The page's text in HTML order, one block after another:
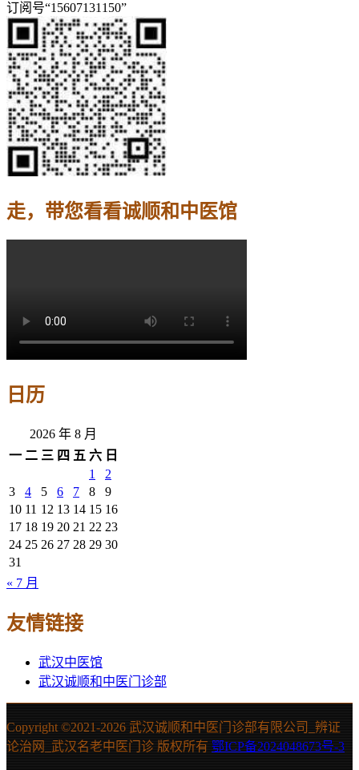
订阅号“15607131150”
走，带您看看诚顺和中医馆
日历
2026 年 8 月
一 二 三 四 五 六 日
1
2
3
4 5 6 7 8
9
10 11 12 13 14 15 16
17 18 19 20 21 22 23
24 25 26 27 28 29 30
31
« 7 月
友情链接
武汉中医馆
武汉诚顺和中医门诊部
Copyright ©2021-2026 武汉诚顺和中医门诊部有限公司_辨证
论治网_武汉名老中医门诊 版权所有 鄂ICP备2024048673号-3